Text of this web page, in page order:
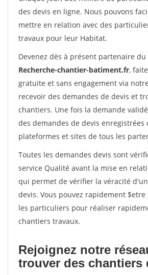
des devis en ligne. Nous pouvons
mettre en relation avec des
travaux pour leur Habitat.
Devenez dès à présent partenaire du
Recherche-chantier-batiment.fr,
gratuite et sans engagement via
recevoir des demandes de devis et
chantiers. Une fois la demande
des demandes de devis enregistrées
plateformes et sites de tous les
Toutes les demandes devis sont
service Qualité avant la mise en
qui permet de vérifier la véracité
devis. Vous pouvez rapidement $etre
les particuliers pour réaliser
chantiers travaux.
Rejoignez notre
trouver des chantiers